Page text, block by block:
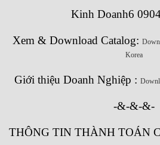
Kinh Doanh6
Xem & Download Catalog:
Korea
Giới thiệu Doanh Nghiệp :
-&-&-&-
THÔNG TIN THÀNH TOÁN